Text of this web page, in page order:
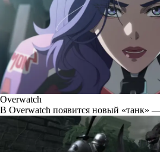
Overwatch
В Overwatch появится новый «танк»